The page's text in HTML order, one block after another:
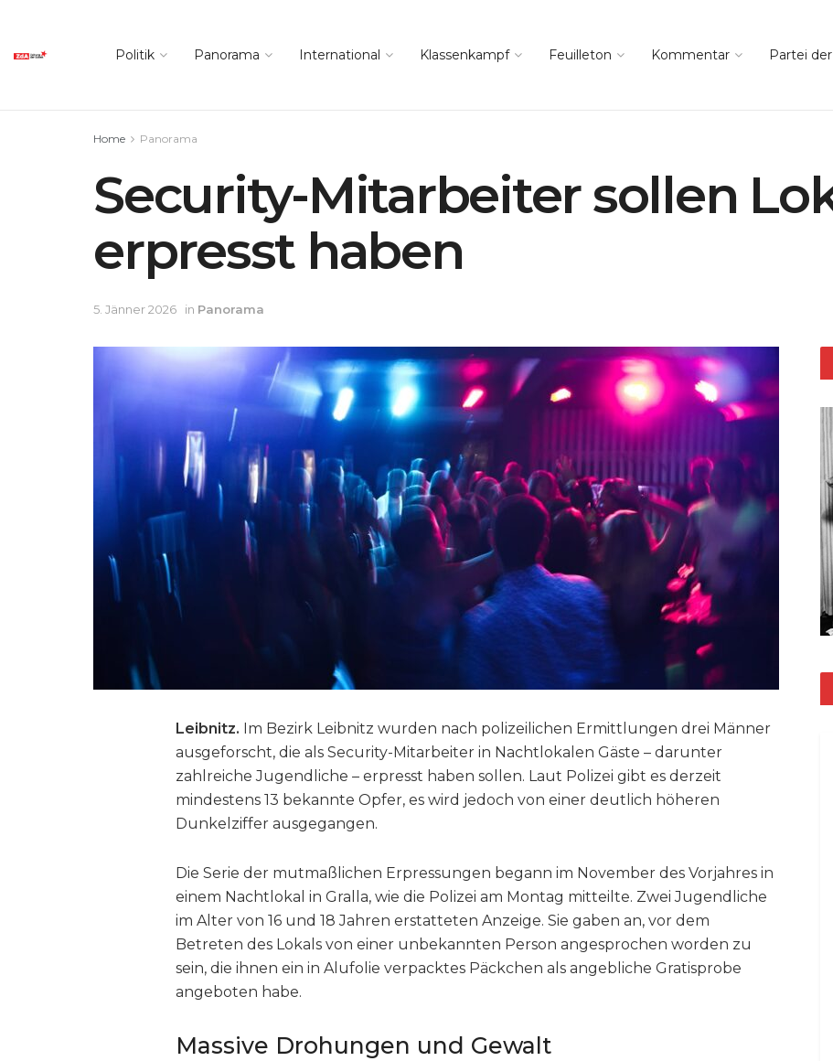
Politik Panorama International Klassenkampf Feuilleton Kommentar Partei
Home Panorama
Security-Mitarbeiter sollen
erpresst haben
5. Jänner 2026 in Panorama
Leibnitz. Im Bezirk Leibnitz wurden nach polizeilichen Ermittlungen drei Männer
ausgeforscht, die als Security-Mitarbeiter in Nachtlokalen Gäste – darunter
zahlreiche Jugendliche – erpresst haben sollen. Laut Polizei gibt es derzeit
mindestens 13 bekannte Opfer, es wird jedoch von einer deutlich höheren
Dunkelziffer ausgegangen.
Die Serie der mutmaßlichen Erpressungen begann im November des Vorjahres in
einem Nachtlokal in Gralla, wie die Polizei am Montag mitteilte. Zwei Jugendliche
im Alter von 16 und 18 Jahren erstatteten Anzeige. Sie gaben an, vor dem
Betreten des Lokals von einer unbekannten Person angesprochen worden zu
sein, die ihnen ein in Alufolie verpacktes Päckchen als angebliche Gratisprobe
angeboten habe.
Massive Drohungen und Gewalt